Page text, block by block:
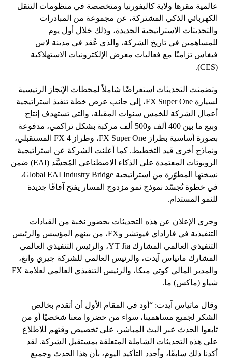
عالمية مقرها ولاية كاليفورنيا ومتخصصة في منظومات التنقل
الكهربائي الذكي المشتركة، عن مجموعة من المبادرات
والتحديثات الاستراتيجية الجديدة، وذلك خلال أول يوم
للمساهمين في تاريخ الشركة، والذي عُقد في مدينة لاس
فيغاس تزامنًا مع فعاليات معرض الإلكترونيات الاستهلاكية
(CES).
وتضمنت التحديثات استعراضًا شاملاً لمحطات الإنجاز الرئيسية
لسيارة FX Super One، إلى جانب عرض خطة تنفيذ استراتيجية
أعمال الشركة للخمس سنوات المقبلة، والتي تستهدف إنتاج
وبيع ما بين 400 ألف و500 ألف مركبة بشكل تراكمي، مدفوعة
بصورة أساسية بطراز FX Super One، وطراز FX 4 المستقبلي،
ونماذج أخرى قيد التخطيط. كما أعلنت الشركة عن استراتيجية
الروبوتات المعتمدة على الذكاء الاصطناعي المُجسَّد (EAI) ضمن
نسختها المطوّرة من استراتيجية Global EAI Industry Bridge،
في خطوة تُجسّد نموذج نمو مزدوج المسار يفتح آفاقًا جديدة
للنمو المستدام.
وجرى الإعلان عن هذه التحديثات بحضور نخبة من القيادات
التنفيذية في فاراداي فيوتشر وFX، من بينهم المؤسس والرئيس
التنفيذي العالمي المشارك YT Jia، والرئيس التنفيذي العالمي
المشارك ماتياس آيدت، والرئيس العالمي للشركة جيري وانغ،
والمدير المالي كوتي ميكا، والرئيس التنفيذي العالمي لعلامة FX
شياو (ماكس) ما.
وقال ماتياس آيدت: “أود في المقام الأول أن أتقدم بخالص
الشكر لجميع مساهمينا، سواء من حضروا معنا شخصيًا أو من
تابعوا الحدث عبر البث المباشر، على تخصيص وقتهم للاطلاع
على هذه التحديثات الشاملة المتعلقة بمستقبل الشركة. لقد
أكدنا ذلك سابقًا، وأجدد التأكيد اليوم، بأن هذا الحدث وجميع